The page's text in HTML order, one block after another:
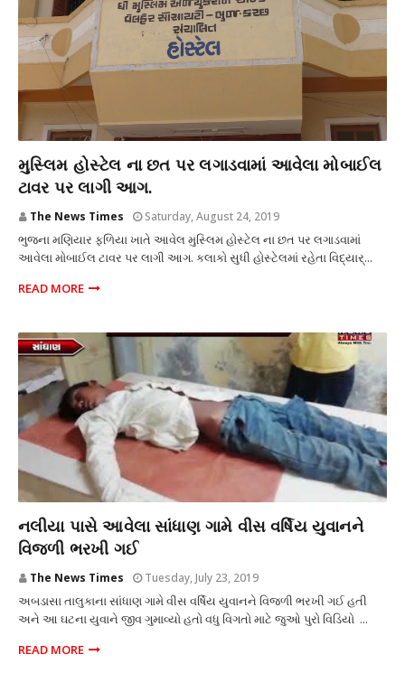
મુસ્લિમ હોસ્ટેલ ના છત પર લગાડવામાં આવેલા મોબાઈલ
ટાવર પર લાગી આગ.
The News Times Saturday, August 24, 2019
ભુજના મણિયાર ફળિયા ખાતે આવેલ મુસ્લિમ હોસ્ટેલ ના છત પર લગાડવામાં
આવેલા મોબાઈલ ટાવર પર લાગી આગ. કલાકો સુધી હોસ્ટેલમાં રહેતા વિદ્યાર્...
READ MORE
નલીયા પાસે આવેલા સાંધાણ ગામે વીસ વર્ષિય યુવાનને
વિજળી ભરખી ગઈ
The News Times Tuesday, July 23, 2019
અબડાસા તાલુકાના સાંધાણ ગામે વીસ વર્ષિય યુવાનને વિજળી ભરખી ગઈ હતી
અને આ ઘટના યુવાને જીવ ગુમાવ્યો હતો વધુ વિગતો માટે જુઓ પુરો વિડિયો ...
READ MORE